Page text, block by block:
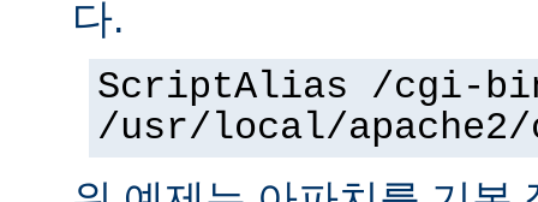
다.
ScriptAlias /cgi-
/usr/local/